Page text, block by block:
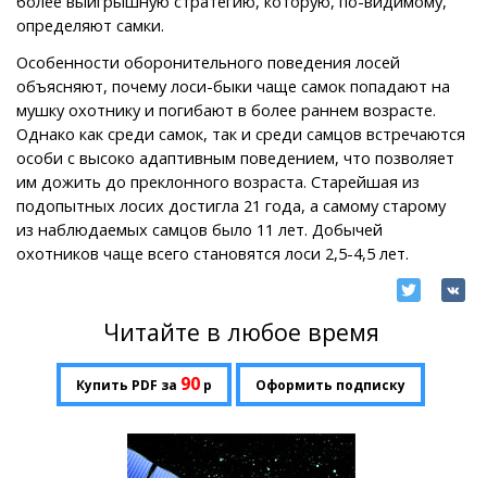
определяют самки.
Особенности оборонительного поведения лосей
объясняют, почему лоси-быки чаще самок попадают на
мушку охотнику и погибают в более раннем возрасте.
Однако как среди самок, так и среди самцов встречаются
особи с высоко адаптивным поведением, что позволяет
им дожить до преклонного возраста. Старейшая из
подопытных лосих достигла 21 года, а самому старому
из наблюдаемых самцов было 11 лет. Добычей
охотников чаще всего становятся лоси 2,5-4,5 лет.
Читайте в любое время
Купить PDF за 90 р Оформить подписку